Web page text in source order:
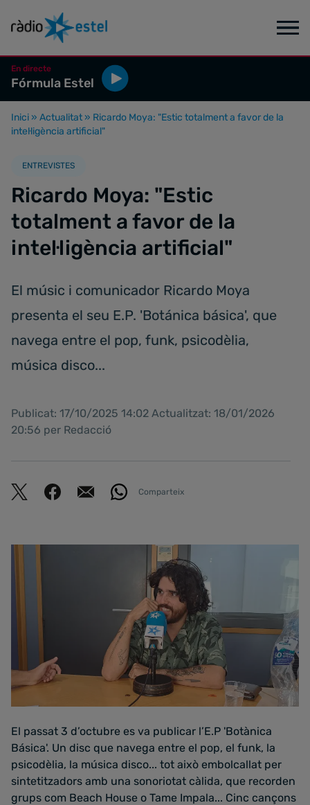
En directe
Fórmula Estel
Inici » Actualitat » Ricardo Moya: "Estic totalment a favor de la
intel·ligència artificial"
ENTREVISTES
Ricardo Moya: "Estic
totalment a favor de la
intel·ligència artificial"
El músic i comunicador Ricardo Moya
presenta el seu E.P. 'Botánica básica', que
navega entre el pop, funk, psicodèlia,
música disco...
Publicat: 17/10/2025 14:02 Actualitzat: 18/01/2026
20:56 per Redacció
Comparteix
El passat 3 d’octubre es va publicar l’E.P 'Botànica
Básica'. Un disc que navega entre el pop, el funk, la
psicodèlia, la música disco... tot això embolcallat per
sintetitzadors amb una sonoriotat càlida, que recorden
grups com Beach House o Tame Impala... Cinc cançons